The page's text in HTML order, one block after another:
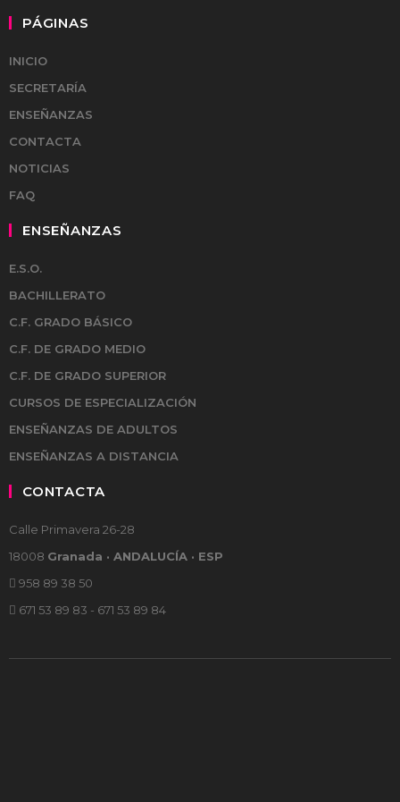
PÁGINAS
INICIO
SECRETARÍA
ENSEÑANZAS
CONTACTA
NOTICIAS
FAQ
ENSEÑANZAS
E.S.O.
BACHILLERATO
C.F. GRADO BÁSICO
C.F. DE GRADO MEDIO
C.F. DE GRADO SUPERIOR
CURSOS DE ESPECIALIZACIÓN
ENSEÑANZAS DE ADULTOS
ENSEÑANZAS A DISTANCIA
CONTACTA
Calle Primavera 26-28
18008 Granada · ANDALUCÍA · ESP
958 89 38 50
671 53 89 83 - 671 53 89 84